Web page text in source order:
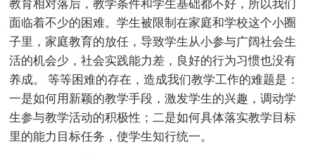
教育相对落后，教学条件和学生基础都不好，所以我们
面临着不少的困难。学生被限制在家庭和学校这个小圈
子里，家庭教育的放任，导致学生从小参与广阔社会生
活的机会少，社会实践能力差，良好的行为习惯也没有
养成。 等等困难的存在，造成我们教学工作的难题是：
一是如何用新颖的教学手段，激发学生的兴趣，调动学
生参与教学活动的积极性；二是如何具体落实教学目标
里的能力目标任务，使学生知行统一。